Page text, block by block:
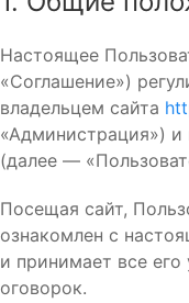
Настоящее
«Соглашение»)
владельцем сайта
«Администрация») и
(далее —
Посещая сайт,
ознакомлен с
и принимает все его
оговорок.